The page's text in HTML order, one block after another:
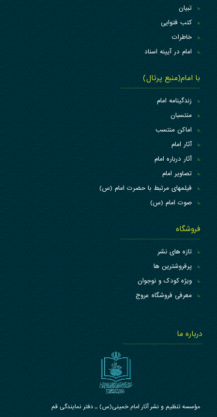
تبیان
کتب فتوایی
خاطرات
امام در آیینه اسناد
با امام(منبع پرتال)
زندگینامه امام
منتسبان
اماکن منتسب
آثار امام
آثار درباره امام
تصاویر امام
فیلمهای مرتبط با حضرت امام (س)
صوت امام (س)
فروشگاه
تازه های نشر
پرفروشترین ها
ویژه کودک و نوجوان
معرفی فروشگاه عروج
درباره ما
مؤسسه تنظیم و نشر آثار امام خمینی(س) ـ دفتر نمایندگی قم